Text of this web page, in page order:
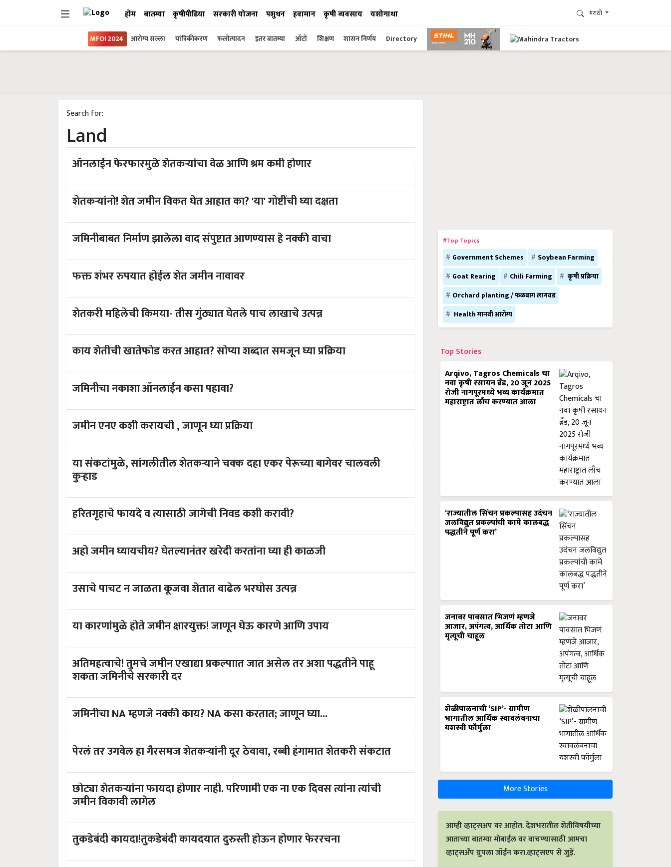
होम बातम्या कृषीपीडिया सरकारी योजना पशुधन हवामान कृषी व्यवसाय यशोगाथा मराठी
MFOI 2024 आरोग्य सल्ला यांत्रिकीकरण फलोत्पादन इतर बातम्या ऑटो शिक्षण शासन निर्णय Directory
Search for:
Land
ऑनलाईन फेरफारमुळे शेतकऱ्यांचा वेळ आणि श्रम कमी होणार
शेतकऱ्यांनो! शेत जमीन विकत घेत आहात का? 'या' गोष्टींची घ्या दक्षता
जमिनीबाबत निर्माण झालेला वाद संपुष्टात आणण्यास हे नक्की वाचा
फक्त शंभर रुपयात होईल शेत जमीन नावावर
शेतकरी महिलेची किमया- तीस गुंठ्यात घेतले पाच लाखाचे उत्पन्न
काय शेतीची खातेफोड करत आहात? सोप्या शब्दात समजून घ्या प्रक्रिया
जमिनीचा नकाशा ऑनलाईन कसा पहावा?
जमीन एनए कशी करायची , जाणून घ्या प्रक्रिया
या संकटांमुळे, सांगलीतील शेतकऱ्याने चक्क दहा एकर पेरूच्या बागेवर चालवली
कुऱ्हाड
हरितगृहाचे फायदे व त्यासाठी जागेची निवड कशी करावी?
अहो जमीन घ्यायचीय? घेतल्यानंतर खरेदी करतांना घ्या ही काळजी
उसाचे पाचट न जाळता कूजवा शेतात वाढेल भरघोस उत्पन्न
या कारणांमुळे होते जमीन क्षारयुक्त! जाणून घेऊ कारणे आणि उपाय
अतिमहत्वाचे! तुमचे जमीन एखाद्या प्रकल्पाात जात असेल तर अशा पद्धतीने पाहू
शकता जमिनीचे सरकारी दर
जमिनीचा NA म्हणजे नक्की काय? NA कसा करतात; जाणून घ्या...
पेरलं तर उगवेल हा गैरसमज शेतकऱ्यांनी दूर ठेवावा, रब्बी हंगामात शेतकरी संकटात
छोट्या शेतकऱ्यांना फायदा होणार नाही. परिणामी एक ना एक दिवस त्यांना त्यांची
जमीन विकावी लागेल
तुकडेबंदी कायदा!तुकडेबंदी कायदयात दुरुस्ती होऊन होणार फेररचना
#Top Topics
Government Schemes
Soybean Farming
Goat Rearing
Chili Farming
कृषी प्रक्रिया
Orchard planting / फळबाग लागवड
Health मानवी आरोग्य
Top Stories
Arqivo, Tagros Chemicals चा
नवा कृषी रसायन ब्रँड, 20 जून 2025
रोजी नागपूरमध्ये भव्य कार्यक्रमात
महाराष्ट्रात लाँच करण्यात आला
‘राज्यातील सिंचन प्रकल्पासह उदंचन
जलविद्युत प्रकल्पांची कामे कालबद्ध
पद्धतीने पूर्ण करा’
जनावर पावसात भिजणं म्हणजे
आजार, अपंगत्व, आर्थिक तोटा आणि
मृत्यूची चाहूल
शेळीपालनाची ‘SIP’- ग्रामीण
भागातील आर्थिक स्वावलंबनाचा
यशस्वी फॉर्मुला
More Stories
आम्ही व्हाट्सअप वर आहोत. देशभरातील शेतीविषयीच्या
आताच्या बातम्या मोबाईल वर वाचण्यासाठी आमचा
व्हाट्सअँप ग्रुपला जॉईन करा.व्हाट्सएप से जुड़ें.